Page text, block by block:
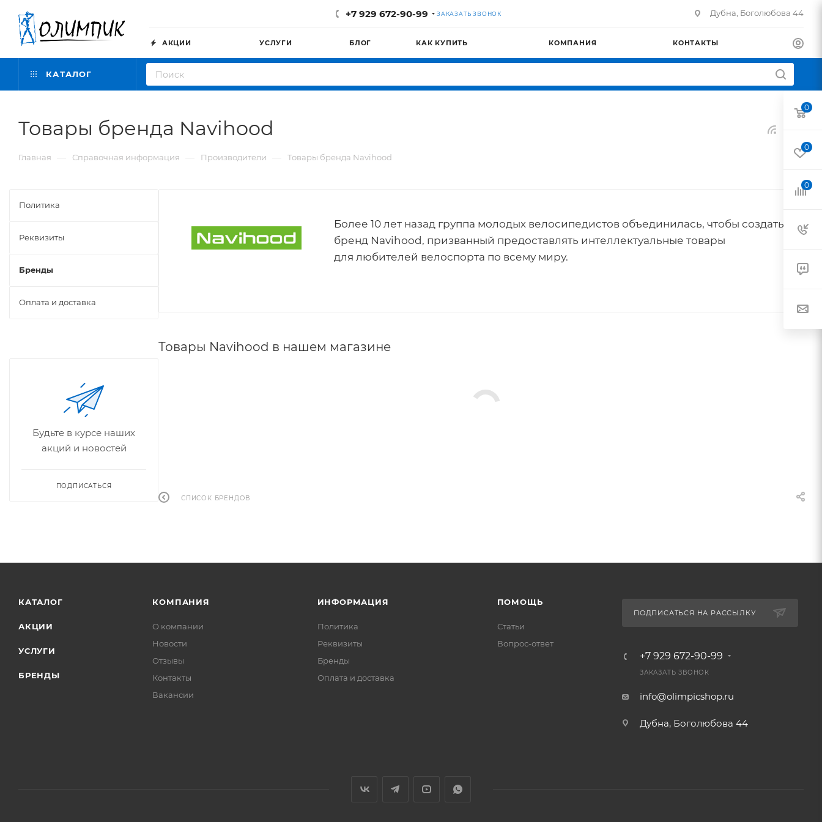
+7 929 672-90-99 ЗАКАЗАТЬ ЗВОНОК Дубна, Боголюбова 44
АКЦИИ УСЛУГИ БЛОГ КАК КУПИТЬ КОМПАНИЯ КОНТАКТЫ
КАТАЛОГ
Товары бренда Navihood
Главная — Справочная информация — Производители — Товары бренда Navihood
Более 10 лет назад группа молодых велосипедистов объединилась, чтобы создать
бренд Navihood, призванный предоставлять интеллектуальные товары
для любителей велоспорта по всему миру.
Товары Navihood в нашем магазине
СПИСОК БРЕНДОВ
Политика
Реквизиты
Бренды
Оплата и доставка
Будьте в курсе наших
акций и новостей
ПОДПИСАТЬСЯ
КАТАЛОГ
АКЦИИ
УСЛУГИ
БРЕНДЫ
КОМПАНИЯ
О компании
Новости
Отзывы
Контакты
Вакансии
ИНФОРМАЦИЯ
Политика
Реквизиты
Бренды
Оплата и доставка
ПОМОЩЬ
Статьи
Вопрос-ответ
ПОДПИСАТЬСЯ НА РАССЫЛКУ
+7 929 672-90-99
ЗАКАЗАТЬ ЗВОНОК
info@olimpicshop.ru
Дубна, Боголюбова 44
0
0
0